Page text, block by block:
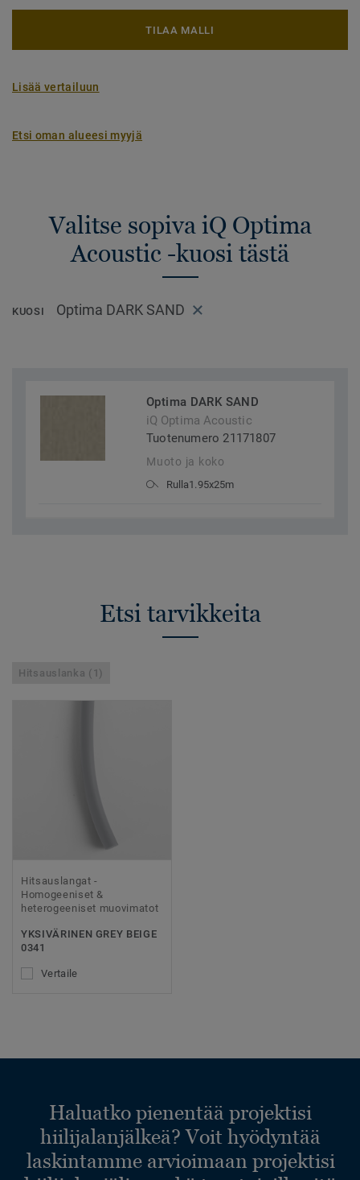
TILAA MALLI
Lisää vertailuun
Etsi oman alueesi myyjä
Valitse sopiva iQ Optima
Acoustic -kuosi tästä
KUOSI Optima DARK SAND
Optima DARK SAND
iQ Optima Acoustic
Tuotenumero 21171807
Muoto ja koko
Rulla1.95x25m
Etsi tarvikkeita
Hitsauslanka (1)
Hitsauslangat -
Homogeeniset &
heterogeeniset muovimatot
YKSIVÄRINEN GREY BEIGE
0341
Vertaile
Haluatko pienentää projektisi
hiilijalanjälkeä? Voit hyödyntää
laskintamme arvioimaan projektisi